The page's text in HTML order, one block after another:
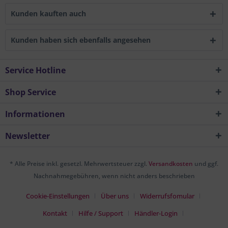
Kunden kauften auch
Kunden haben sich ebenfalls angesehen
Service Hotline
Shop Service
Informationen
Newsletter
* Alle Preise inkl. gesetzl. Mehrwertsteuer zzgl. Versandkosten und ggf.
Nachnahmegebühren, wenn nicht anders beschrieben
Cookie-Einstellungen Über uns
Widerrufsfomular
Kontakt
Hilfe / Support
Händler-Login